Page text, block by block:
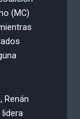
(MC)
Renán
lidera